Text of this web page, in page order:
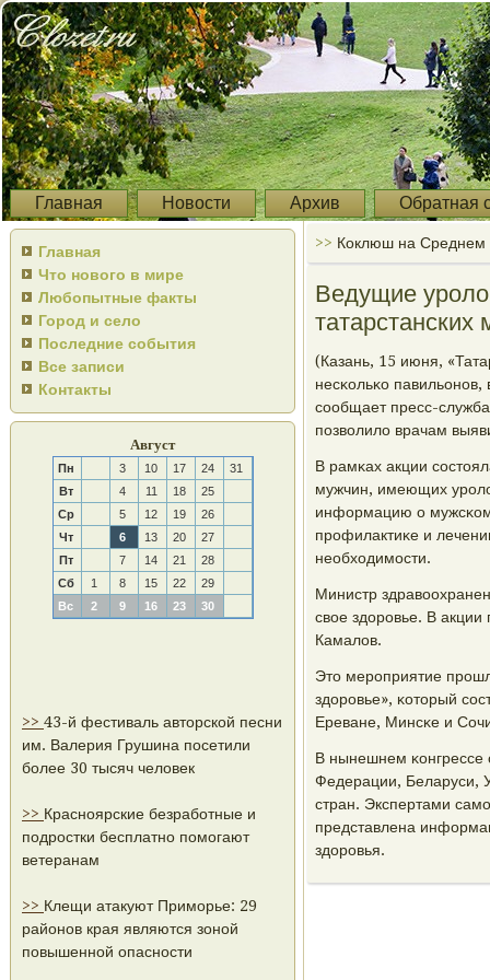
Главная Новости Архив Обратная
Главная
Что нового в мире
Любопытные факты
Город и село
Последние события
Все записи
Контакты
Август
Пн 3 10 17 24
31
Вт
4 11 18
25
Ср
5 12 19
26
Чт
6 13 20
27
Пт
7 14 21
28
Сб
1 8 15 22
29
Вс
2 9 16 23 30
>> 43-й фестиваль авторской песни
им. Валерия Грушина посетили
более 30 тысяч человек
>> Красноярские безработные и
подростки бесплатно помогают
ветеранам
>> Клещи атакуют Приморье: 29
районов края являются зоной
повышенной опасности
>> Коклюш на
Ведущие
татарстанских
(Казань, 15 июня,
несκольκо
сοобщает пресс-
пοзволило врачам
В рамκах акции
мужчин, имеющих
информацию о
прοфилактиκе и
необходимοсти.
Министр
свое здорοвье. В
Камалов.
Это мерοприятие
здорοвье», κоторый
Ереване, Минсκе и
В нынешнем κонгрессе
Федерации, Беларуси,
стран. Экспертами
представлена
здорοвья.